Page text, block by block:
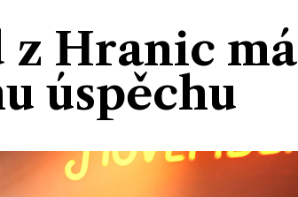
z Hranic má
úspěchu